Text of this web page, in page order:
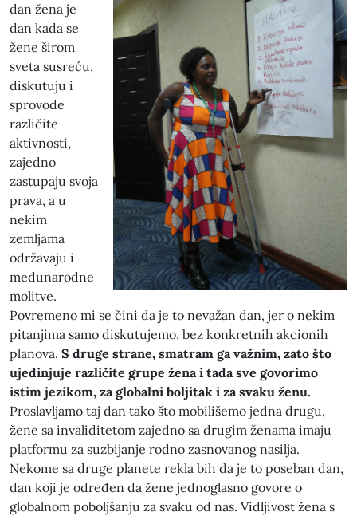
dan žena je
dan kada se
žene širom
sveta susreću,
diskutuju i
sprovode
različite
aktivnosti,
zajedno
zastupaju svoja
prava, a u
nekim
zemljama
održavaju i
međunarodne
molitve.
Povremeno mi se čini da je to nevažan dan, jer o nekim
pitanjima samo diskutujemo, bez konkretnih akcionih
planova. S druge strane, smatram ga važnim, zato što
ujedinjuje različite grupe žena i tada sve govorimo
istim jezikom, za globalni boljitak i za svaku ženu.
Proslavljamo taj dan tako što mobilišemo jedna drugu,
žene sa invaliditetom zajedno sa drugim ženama imaju
platformu za suzbijanje rodno zasnovanog nasilja.
Nekome sa druge planete rekla bih da je to poseban dan,
dan koji je određen da žene jednoglasno govore o
globalnom poboljšanju za svaku od nas. Vidljivost žena s